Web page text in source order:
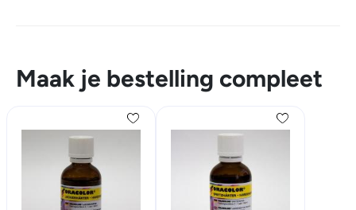
Maak je bestelling compleet